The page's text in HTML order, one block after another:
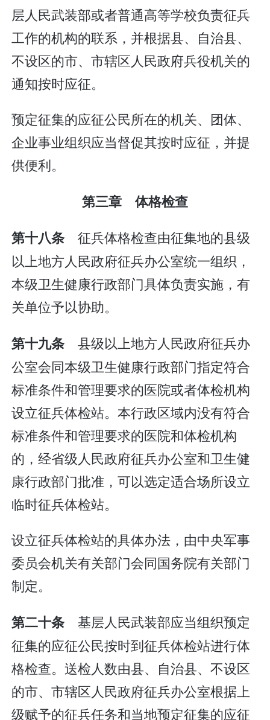
层人民武装部或者普通高等学校负责征兵
工作的机构的联系，并根据县、自治县、
不设区的市、市辖区人民政府兵役机关的
通知按时应征。
预定征集的应征公民所在的机关、团体、
企业事业组织应当督促其按时应征，并提
供便利。
第三章 体格检查
第十八条 征兵体格检查由征集地的县级
以上地方人民政府征兵办公室统一组织，
本级卫生健康行政部门具体负责实施，有
关单位予以协助。
第十九条 县级以上地方人民政府征兵办
公室会同本级卫生健康行政部门指定符合
标准条件和管理要求的医院或者体检机构
设立征兵体检站。本行政区域内没有符合
标准条件和管理要求的医院和体检机构
的，经省级人民政府征兵办公室和卫生健
康行政部门批准，可以选定适合场所设立
临时征兵体检站。
设立征兵体检站的具体办法，由中央军事
委员会机关有关部门会同国务院有关部门
制定。
第二十条 基层人民武装部应当组织预定
征集的应征公民按时到征兵体检站进行体
格检查。送检人数由县、自治县、不设区
的市、市辖区人民政府征兵办公室根据上
级赋予的征兵任务和当地预定征集的应征